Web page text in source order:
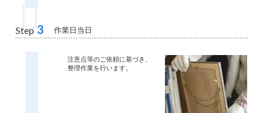
Step 3 作業日当日
注意点等のご依頼に基づき、
整理作業を行います。